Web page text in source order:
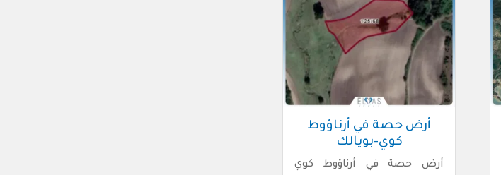
أرض حصة في أرناؤوط
كوي-بويالك
أرض حصة في أرناؤوط كوي